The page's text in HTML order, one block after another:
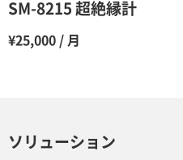
SM-8215 超絶縁計
¥25,000 / 月
ソリューション